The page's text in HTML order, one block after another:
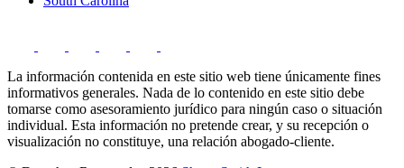
La información contenida en este sitio web tiene únicamente fines
informativos generales. Nada de lo contenido en este sitio debe
tomarse como asesoramiento jurídico para ningún caso o situación
individual. Esta información no pretende crear, y su recepción o
visualización no constituye, una relación abogado-cliente.